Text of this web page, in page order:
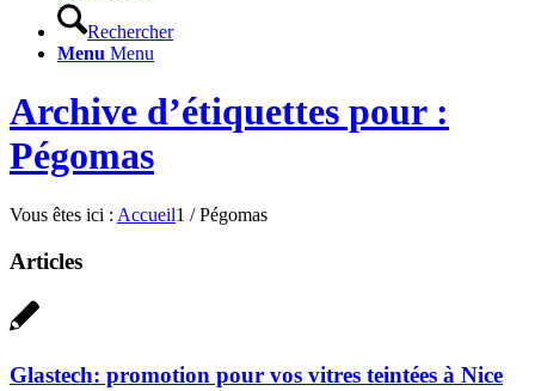
Rechercher
Menu Menu
Archive d’étiquettes pour :
Pégomas
Vous êtes ici : Accueil1 / Pégomas
Articles
Glastech: promotion pour vos vitres teintées à Nice